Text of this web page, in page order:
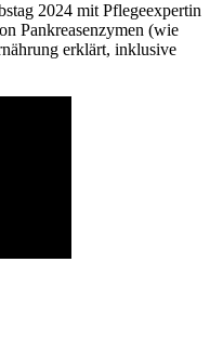
2024 mit Pflegeexpertin
Pankreasenzymen (wie
erklärt, inklusive